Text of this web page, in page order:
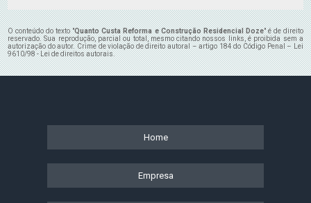
O conteúdo do texto "Quanto Custa Reforma e Construção Residencial Doze" é de direito
reservado. Sua reprodução, parcial ou total, mesmo citando nossos links, é proibida sem a
autorização do autor. Crime de violação de direito autoral – artigo 184 do Código Penal –Lei
9610/98 - Lei de direitos autorais.
Home
Empresa